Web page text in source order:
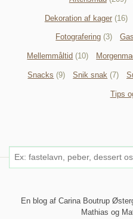
Dekoration af kager (16)
Fotografering (3)
Mellemmåltid (10)
Snacks (9) Snik snak (7)
Tips
En blog af Carina Boutrup
Mathias og